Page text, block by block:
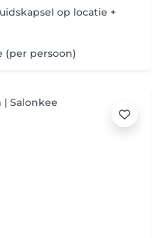
op locatie +
(per persoon)